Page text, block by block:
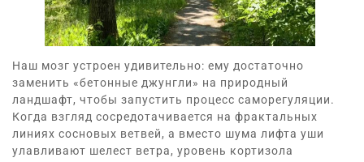
Наш мозг устроен удивительно: ему достаточно
заменить «бетонные джунгли» на природный
ландшафт, чтобы запустить процесс саморегуляции.
Когда взгляд сосредотачивается на фрактальных
линиях сосновых ветвей, а вместо шума лифта уши
улавливают шелест ветра, уровень кортизола